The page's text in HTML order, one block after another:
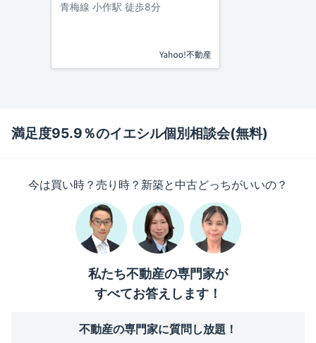
青梅線 小作駅 徒歩8分
満足度95.9％のイエシル個別相談会(無料)
今は買い時？売り時？新築と中古どっちがいいの？
私たち不動産の専門家が
すべてお答えします！
不動産の専門家に質問し放題！